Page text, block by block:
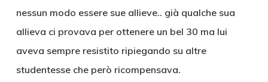
nessun modo essere sue allieve.. già qualche sua
allieva ci provava per ottenere un bel 30 ma lui
aveva sempre resistito ripiegando su altre
studentesse che però ricompensava.